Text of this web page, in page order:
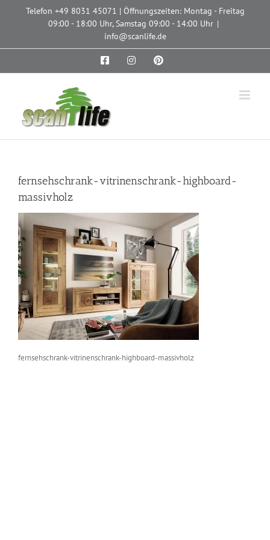
Telefon +49 8031 45071 | Öffnungszeiten: Montag - Freitag
09:00 - 18:00 Uhr, Samstag 09:00 - 14:00 Uhr |
info@scanlife.de
FacebookInstagramPinterest
fernsehschrank-vitrinenschrank-highboard-
massivholz
fernsehschrank-vitrinenschrank-highboard-massivholz